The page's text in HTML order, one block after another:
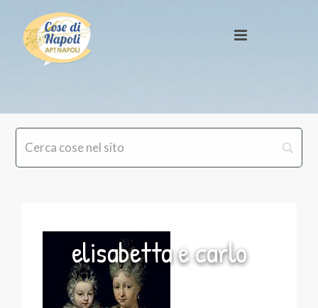
elisabetta e carlo